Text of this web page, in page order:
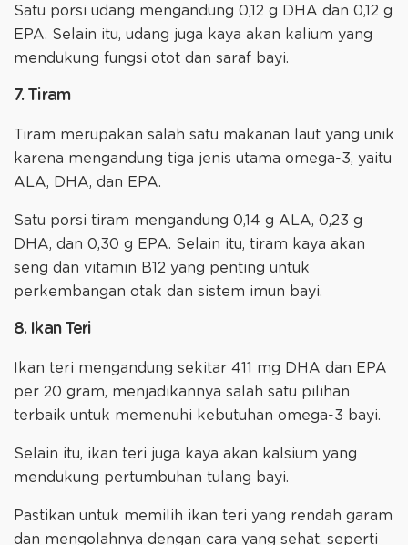
Satu porsi udang mengandung 0,12 g DHA dan 0,12 g
EPA. Selain itu, udang juga kaya akan kalium yang
mendukung fungsi otot dan saraf bayi.
7. Tiram
Tiram merupakan salah satu makanan laut yang unik
karena mengandung tiga jenis utama omega-3, yaitu
ALA, DHA, dan EPA.
Satu porsi tiram mengandung 0,14 g ALA, 0,23 g
DHA, dan 0,30 g EPA. Selain itu, tiram kaya akan
seng dan vitamin B12 yang penting untuk
perkembangan otak dan sistem imun bayi.
8. Ikan Teri
Ikan teri mengandung sekitar 411 mg DHA dan EPA
per 20 gram, menjadikannya salah satu pilihan
terbaik untuk memenuhi kebutuhan omega-3 bayi.
Selain itu, ikan teri juga kaya akan kalsium yang
mendukung pertumbuhan tulang bayi.
Pastikan untuk memilih ikan teri yang rendah garam
dan mengolahnya dengan cara yang sehat, seperti